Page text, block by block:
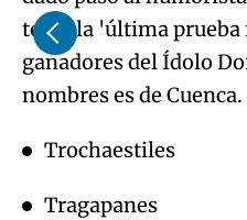
Trochaestiles
Tragapanes
Arrancacepas
Cagaliebres